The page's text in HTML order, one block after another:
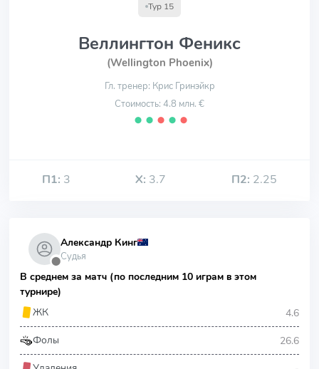
Тур 15
Веллингтон Феникс
(Wellington Phoenix)
Гл. тренер: Крис Гринэйкр
Стоимость: 4.8 млн. €
⬤ ⬤ ⬤ ⬤ ⬤
П1: 3 Х: 3.7 П2: 2.25
⬤
Александр Кинг
Судья
В среднем за матч (по последним 10 играм в этом
турнире)
ЖК
4.6
Фолы 26.6